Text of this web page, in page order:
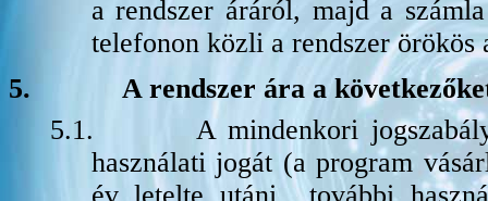
a rendszer áráról, majd a
telefonon közli a rendszer örökös
5.
A rendszer ára a
5.1.
A mindenkori
használati jogát (a program